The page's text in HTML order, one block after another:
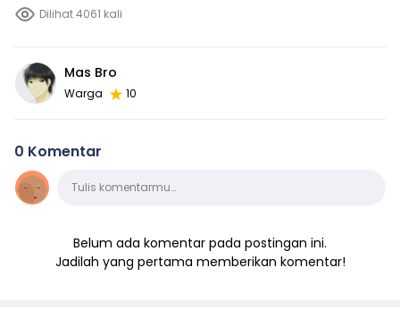
Dilihat 4061 kali
Mas Bro
Warga 10
0 Komentar
KomentarTulis komentarmu…
Belum ada komentar pada postingan ini.
Jadilah yang pertama memberikan komentar!